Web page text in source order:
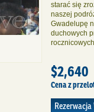
starać się
naszej
Gwadelupę
duchowych
$2,640
Cena z